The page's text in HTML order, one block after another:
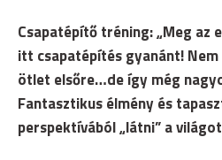
Csapatépítő tréning: „Meg az
itt csapatépítés gyanánt!
ötlet elsőre…de így még
Fantasztikus élmény és
perspektívából „látni” a